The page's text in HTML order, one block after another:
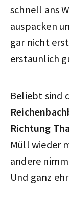
schnell ans
auspacken
gar nicht
erstaunlich
Beliebt sind
Richtung
Müll wieder
andere
Und ganz